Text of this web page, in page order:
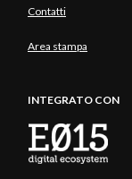
Contatti
Area stampa
INTEGRATO CON